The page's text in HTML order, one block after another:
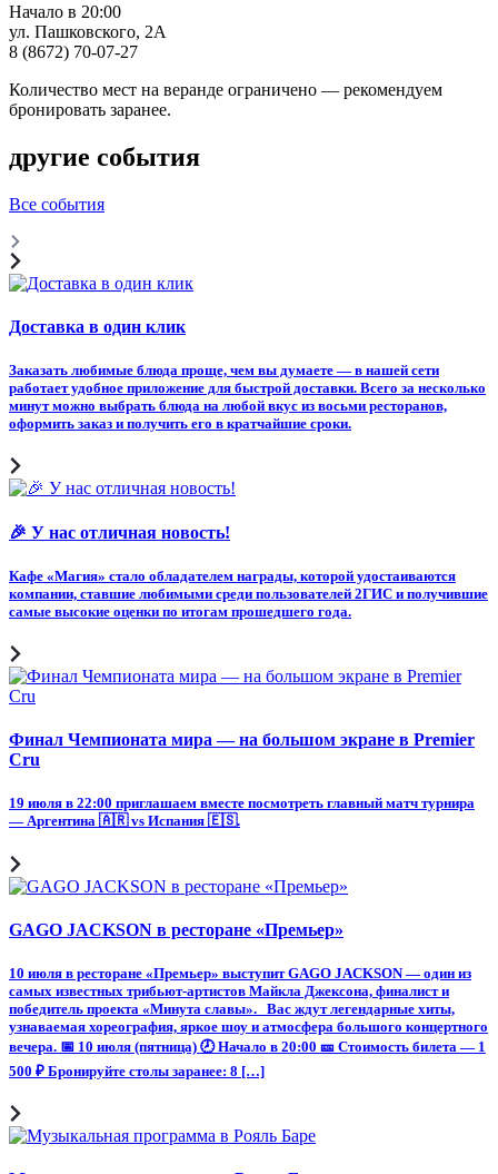
Начало в 20:00
ул. Пашковского, 2А
8 (8672) 70-07-27
Количество мест на веранде ограничено — рекомендуем
бронировать заранее.
другие события
Все события
Доставка в один клик
Заказать любимые блюда проще, чем вы думаете — в нашей сети
работает удобное приложение для быстрой доставки. Всего за несколько
минут можно выбрать блюда на любой вкус из восьми ресторанов,
оформить заказ и получить его в кратчайшие сроки.
🎉 У нас отличная новость!
Кафе «Магия» стало обладателем награды, которой удостаиваются
компании, ставшие любимыми среди пользователей 2ГИС и получившие
самые высокие оценки по итогам прошедшего года.
Финал Чемпионата мира — на большом экране в Premier
Cru
19 июля в 22:00 приглашаем вместе посмотреть главный матч турнира
— Аргентина 🇦🇷 vs Испания 🇪🇸.
GAGO JACKSON в ресторане «Премьер»
10 июля в ресторане «Премьер» выступит GAGO JACKSON — один из
самых известных трибьют-артистов Майкла Джексона, финалист и
победитель проекта «Минута славы». Вас ждут легендарные хиты,
узнаваемая хореография, яркое шоу и атмосфера большого концертного
вечера. 📅 10 июля (пятница) 🕗 Начало в 20:00 🎫 Стоимость билета — 1
500 ₽ Бронируйте столы заранее: 8 […]